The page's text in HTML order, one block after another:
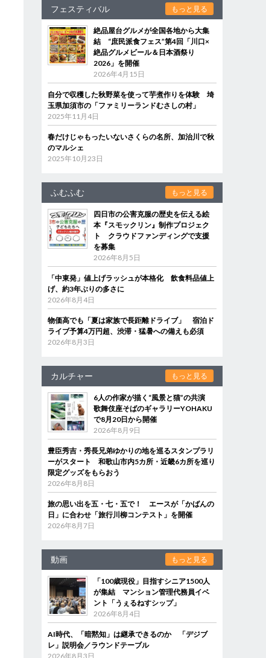
フェスティバル もっと見る
絶品屋台グルメが全国各地から大集
結 “庶民派食フェス”第4回「川口×
絶品グルメビール＆日本酒祭り
2026」を開催
2026年4月15日
自分で収穫した秋野菜を使って芋煮作りを体験 埼
玉県加須市の「ファミリーランドむさしの村」
2025年11月4日
春だけじゃもったいないさくらの名所、加治川で秋
のマルシェ
2025年10月23日
ふむふむ もっと見る
四日市の公害克服の歴史を伝える絵
本『スモックリン』制作プロジェク
ト クラウドファンディングで支援
を募集
2026年8月5日
「中東発」値上げラッシュが本格化 飲食料品値上
げ、約3年ぶりの多さに
2026年8月4日
物価高でも「夏は家族で長距離ドライブ」 宿泊ド
ライブ予算4万円超、渋滞・猛暑への備えも必須
2026年8月3日
カルチャー もっと見る
6人の作家が描く“風景と猫”の共演
歌舞伎座そばのギャラリーYOHAKU
で8月20日から開催
2026年8月9日
豊臣秀吉・秀長兄弟ゆかりの地を巡るスタンプラリ
ーがスタート 和歌山市内5カ所・近畿6カ所を巡り
限定グッズをもらおう
2026年8月8日
旅の思い出を五・七・五で！ エースが「かばんの
日」に合わせ「旅行川柳コンテスト」を開催
2026年8月7日
動画 もっと見る
「100歳現役」目指すシニア1500人
が集結 マンション管理代務員イベ
ント「うぇるねすシップ」
2026年8月4日
AI時代、「暗黙知」は継承できるのか 「デジブ
レ」説明会／ラウンドテーブル
2026年8月3日